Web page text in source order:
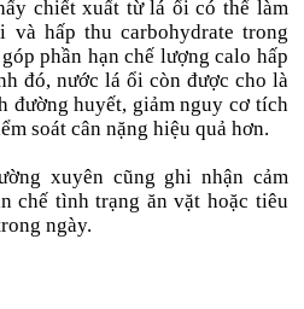
chiết xuất từ lá ổi có thể làm
và hấp thu carbohydrate trong
phần hạn chế lượng calo hấp
đó, nước lá ổi còn được cho là
đường huyết, giảm nguy cơ tích
soát cân nặng hiệu quả hơn.
xuyên cũng ghi nhận cảm
chế tình trạng ăn vặt hoặc tiêu
ngày.